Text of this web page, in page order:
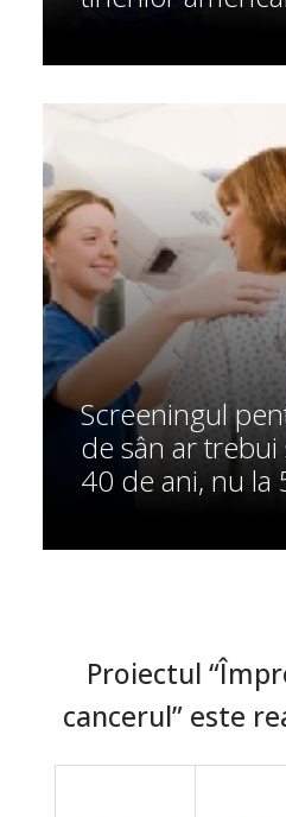
Screeningul
de sân ar trebui
40 de ani, nu la
Proiectul
cancerul” este